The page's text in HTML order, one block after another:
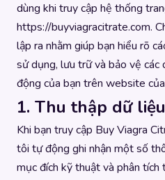
dùng khi truy cập hệ thống
https://buyviagracitrate.com.
lập ra nhằm giúp bạn hiểu rõ
sử dụng, lưu trữ và bảo vệ
động của bạn trên website
1. Thu thập dữ
Khi bạn truy cập Buy Viagra
tôi tự động ghi nhận một số
mục đích kỹ thuật và phân tích